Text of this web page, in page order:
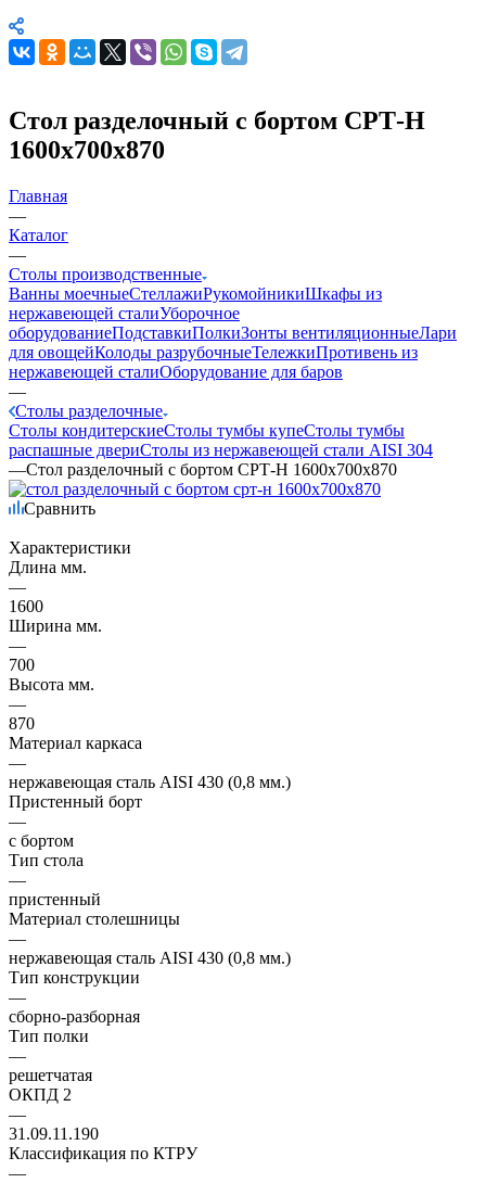
Стол разделочный с бортом СРТ-Н
1600х700х870
Главная
—
Каталог
—
Столы производственные
Ванны моечныеСтеллажиРукомойникиШкафы из
нержавеющей сталиУборочное
оборудованиеПодставкиПолкиЗонты вентиляционныеЛари
для овощейКолоды разрубочныеТележкиПротивень из
нержавеющей сталиОборудование для баров
—
Столы разделочные
Столы кондитерскиеСтолы тумбы купеСтолы тумбы
распашные двериСтолы из нержавеющей стали AISI 304
—Стол разделочный с бортом СРТ-Н 1600х700х870
Сравнить
Характеристики
Длина мм.
—
1600
Ширина мм.
—
700
Высота мм.
—
870
Материал каркаса
—
нержавеющая сталь AISI 430 (0,8 мм.)
Пристенный борт
—
с бортом
Тип стола
—
пристенный
Материал столешницы
—
нержавеющая сталь AISI 430 (0,8 мм.)
Тип конструкции
—
сборно-разборная
Тип полки
—
решетчатая
ОКПД 2
—
31.09.11.190
Классификация по КТРУ
—